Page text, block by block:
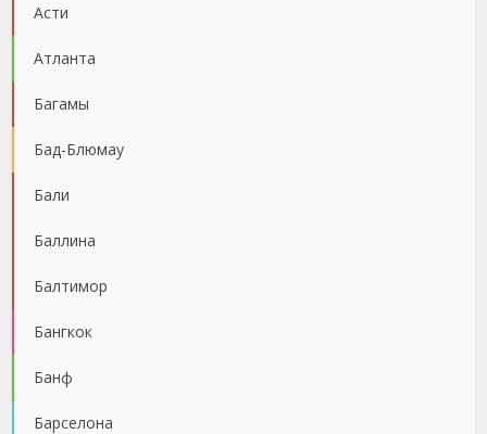
Асти
Атланта
Багамы
Бад-Блюмау
Бали
Баллина
Балтимор
Бангкок
Банф
Барселона